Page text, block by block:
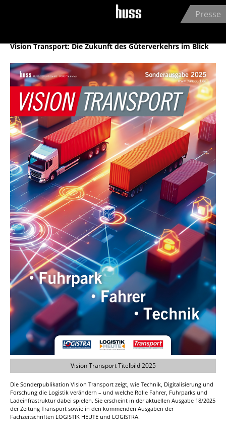
Jump to navigation
Presse
Vision Transport: Die Zukunft des Güterverkehrs im Blick
Vision Transport Titelbild 2025
Die Sonderpublikation Vision Transport zeigt, wie Technik, Digitalisierung und
Forschung die Logistik verändern – und welche Rolle Fahrer, Fuhrparks und
Ladeinfrastruktur dabei spielen. Sie erscheint in der aktuellen Ausgabe 18/2025
der Zeitung Transport sowie in den kommenden Ausgaben der
Fachzeitschriften LOGISTIK HEUTE und LOGISTRA.